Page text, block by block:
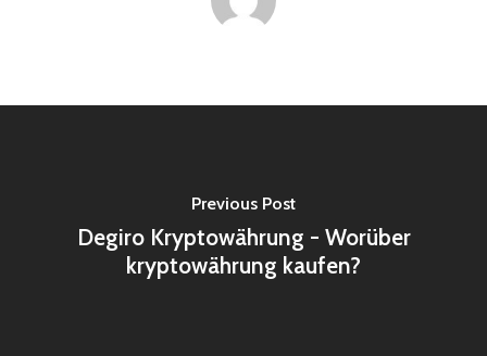
Previous Post
Degiro Kryptowährung - Worüber
kryptowährung kaufen?